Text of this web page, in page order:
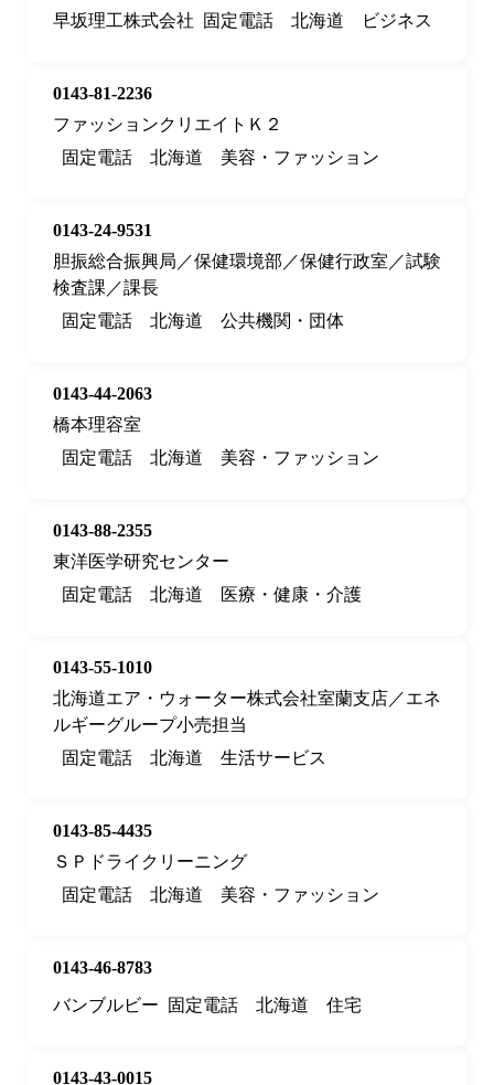
早坂理工株式会社
固定電話 北海道 ビジネス
0143-81-2236
ファッションクリエイトＫ２
固定電話
北海道 美容・ファッション
0143-24-9531
胆振総合振興局／保健環境部／保健行政室／試験
検査課／課長
固定電話
北海道 公共機関・団体
0143-44-2063
橋本理容室
固定電話
北海道 美容・ファッション
0143-88-2355
東洋医学研究センター
固定電話
北海道 医療・健康・介護
0143-55-1010
北海道エア・ウォーター株式会社室蘭支店／エネ
ルギーグループ小売担当
固定電話
北海道 生活サービス
0143-85-4435
ＳＰドライクリーニング
固定電話
北海道 美容・ファッション
0143-46-8783
バンブルビー
固定電話 北海道 住宅
0143-43-0015